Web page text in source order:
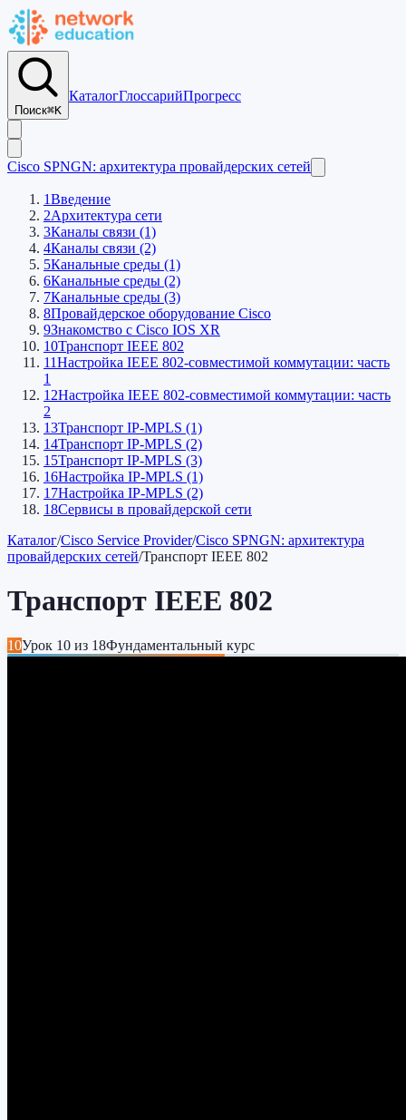
Поиск⌘K
КаталогГлоссарийПрогресс
Cisco SPNGN: архитектура провайдерских сетей
1Введение
2Архитектура сети
3Каналы связи (1)
4Каналы связи (2)
5Канальные среды (1)
6Канальные среды (2)
7Канальные среды (3)
8Провайдерское оборудование Cisco
9Знакомство с Cisco IOS XR
10Транспорт IEEE 802
11Настройка IEEE 802-совместимой коммутации: часть
1
12Настройка IEEE 802-совместимой коммутации: часть
2
13Транспорт IP-MPLS (1)
14Транспорт IP-MPLS (2)
15Транспорт IP-MPLS (3)
16Настройка IP-MPLS (1)
17Настройка IP-MPLS (2)
18Сервисы в провайдерской сети
Каталог/Cisco Service Provider/Cisco SPNGN: архитектура
провайдерских сетей/Транспорт IEEE 802
Транспорт IEEE 802
10Урок 10 из 18Фундаментальный курс